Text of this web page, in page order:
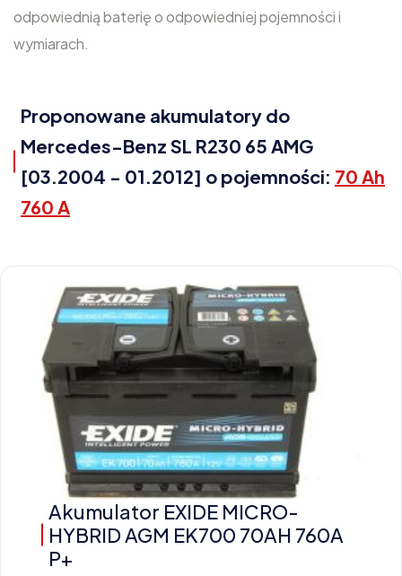
odpowiednią baterię o odpowiedniej pojemności i
wymiarach.
Proponowane akumulatory do
Mercedes-Benz SL R230 65 AMG
[03.2004 - 01.2012] o pojemności: 70 Ah
760 A
Akumulator EXIDE MICRO-
HYBRID AGM EK700 70AH 760A
P+